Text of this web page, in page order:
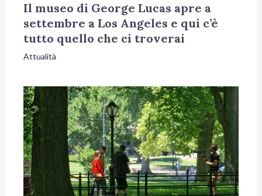
Il museo di George Lucas apre a
settembre a Los Angeles e qui c’è
tutto quello che ci troverai
Attualità